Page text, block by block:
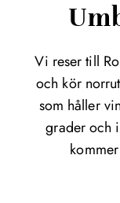
Vi reser till
och kör
som håller
grader och